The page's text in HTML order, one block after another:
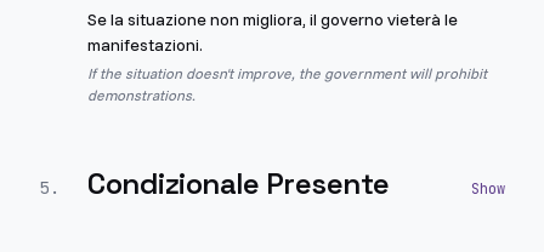
Se la situazione non migliora, il governo vieterà le
manifestazioni.
If the situation doesn't improve, the government will prohibit
demonstrations.
5 . Condizionale Presente